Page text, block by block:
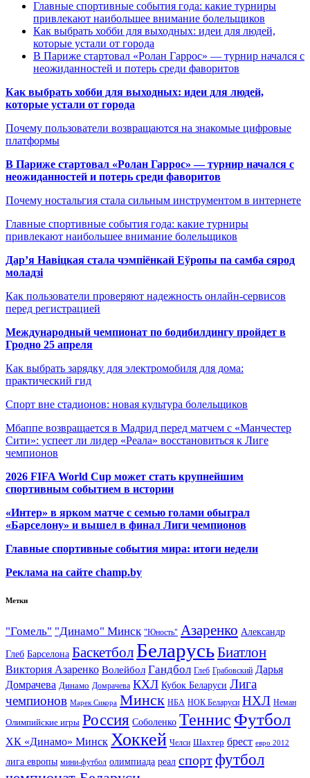
Главные спортивные события года: какие турниры
привлекают наибольшее внимание болельщиков
Как выбрать хобби для выходных: идеи для людей,
которые устали от города
В Париже стартовал «Ролан Гаррос» — турнир начался с
неожиданностей и потерь среди фаворитов
Как выбрать хобби для выходных: идеи для людей,
которые устали от города
Почему пользователи возвращаются на знакомые цифровые
платформы
В Париже стартовал «Ролан Гаррос» — турнир начался с
неожиданностей и потерь среди фаворитов
Почему ностальгия стала сильным инструментом в интернете
Главные спортивные события года: какие турниры
привлекают наибольшее внимание болельщиков
Дар’я Навіцкая стала чэмпіёнкай Еўропы па самба сярод
моладзі
Как пользователи проверяют надежность онлайн-сервисов
перед регистрацией
Международный чемпионат по бодибилдингу пройдет в
Гродно 25 апреля
Как выбрать зарядку для электромобиля для дома:
практический гид
Спорт вне стадионов: новая культура болельщиков
Мбаппе возвращается в Мадрид перед матчем с «Манчестер
Сити»: успеет ли лидер «Реала» восстановиться к Лиге
чемпионов
2026 FIFA World Cup может стать крупнейшим
спортивным событием в истории
«Интер» в ярком матче с семью голами обыграл
«Барселону» и вышел в финал Лиги чемпионов
Главные спортивные события мира: итоги недели
Реклама на сайте champ.by
Метки
"Гомель" "Динамо" Минск "Юность" Азаренко Александр
Глеб Барселона Баскетбол БеларусьБиатлон
Виктория Азаренко Волейбол Гандбол Глеб Грабовский Дарья
Домрачева Динамо Домрачева КХЛ Кубок Беларуси Лига
чемпионов Марек Сикора Минск НБА НОК Беларуси НХЛ Неман
Олимпийские игры Россия Соболенко Теннис Футбол
ХК «Динамо» Минск Хоккей Челси Шахтер брест евро 2012
лига европы мини-футбол олимпиада реал спортфутбол